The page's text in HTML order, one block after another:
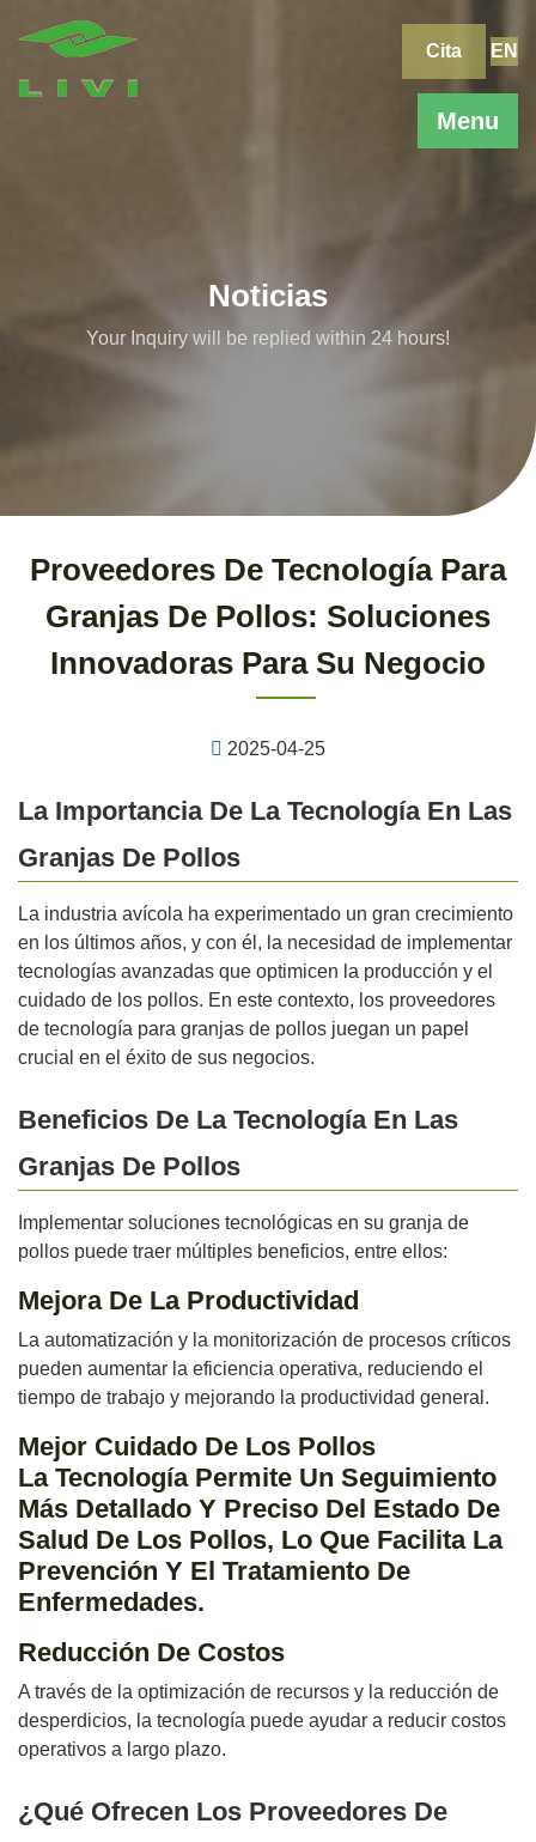
Menu
Cita EN
Noticias
Your Inquiry will be replied within 24 hours!
Proveedores De Tecnología Para
Granjas De Pollos: Soluciones
Innovadoras Para Su Negocio
2025-04-25
La Importancia De La Tecnología En Las
Granjas De Pollos
La industria avícola ha experimentado un gran crecimiento
en los últimos años, y con él, la necesidad de implementar
tecnologías avanzadas que optimicen la producción y el
cuidado de los pollos. En este contexto, los proveedores
de tecnología para granjas de pollos juegan un papel
crucial en el éxito de sus negocios.
Beneficios De La Tecnología En Las
Granjas De Pollos
Implementar soluciones tecnológicas en su granja de
pollos puede traer múltiples beneficios, entre ellos:
Mejora De La Productividad
La automatización y la monitorización de procesos críticos
pueden aumentar la eficiencia operativa, reduciendo el
tiempo de trabajo y mejorando la productividad general.
Mejor Cuidado De Los Pollos
La Tecnología Permite Un Seguimiento
Más Detallado Y Preciso Del Estado De
Salud De Los Pollos, Lo Que Facilita La
Prevención Y El Tratamiento De
Enfermedades.
Reducción De Costos
A través de la optimización de recursos y la reducción de
desperdicios, la tecnología puede ayudar a reducir costos
operativos a largo plazo.
¿Qué Ofrecen Los Proveedores De